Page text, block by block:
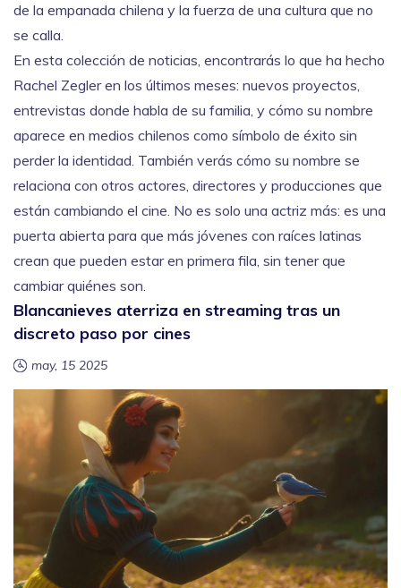
de la empanada chilena y la fuerza de una cultura que no
se calla.
En esta colección de noticias, encontrarás lo que ha hecho
Rachel Zegler en los últimos meses: nuevos proyectos,
entrevistas donde habla de su familia, y cómo su nombre
aparece en medios chilenos como símbolo de éxito sin
perder la identidad. También verás cómo su nombre se
relaciona con otros actores, directores y producciones que
están cambiando el cine. No es solo una actriz más: es una
puerta abierta para que más jóvenes con raíces latinas
crean que pueden estar en primera fila, sin tener que
cambiar quiénes son.
Blancanieves aterriza en streaming tras un
discreto paso por cines
may, 15 2025